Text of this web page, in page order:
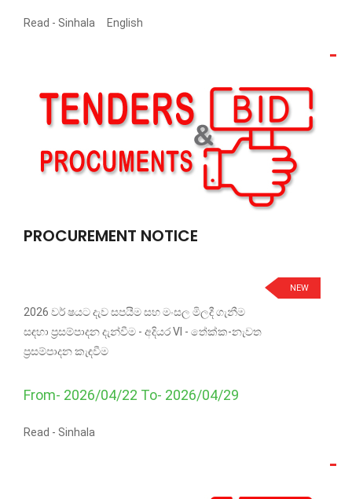
Read - Sinhala English
PROCUREMENT NOTICE
NEW
2026 වර් ෂයට දැව සපයීම සහ මංසල මිලදී ගැනීම
සඳහා ප්‍රසම්පාදන දැන්වීම - අදියර VI - තේක්ක-නැවත
ප්‍රසම්පාදන කැඳවීම
From- 2026/04/22 To- 2026/04/29
Read - Sinhala